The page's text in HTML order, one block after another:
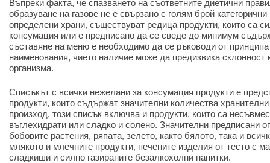
Въпреки факта, че спазването на съответните диетични
образуване на газове не е свързано с голям брой
определени храни, съществуват редица продукти, които са
консумация или е предписано да се сведе до минимум
съставяне на меню е необходимо да се ръководи от
наименования, чието наличие може да предизвика склонност
организма.
Списъкът с всички нежелани за консумация продукти е
продукти, които съдържат значителни количества
произход, този списък включва и продукти, които са
въглехидрати или сладко и солено. Значителни предписани
бобовите растения, ряпата, зелето, както бялото, така и
млякото и млечните продукти, печените изделия от тесто с
сладкиши и силно газираните безалкохолни напитки.